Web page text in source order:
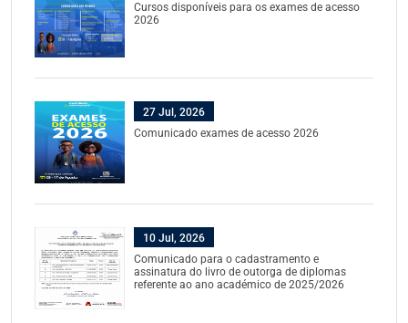
Cursos disponíveis para os exames de acesso
2026
27 Jul, 2026
Comunicado exames de acesso 2026
10 Jul, 2026
Comunicado para o cadastramento e
assinatura do livro de outorga de diplomas
referente ao ano académico de 2025/2026